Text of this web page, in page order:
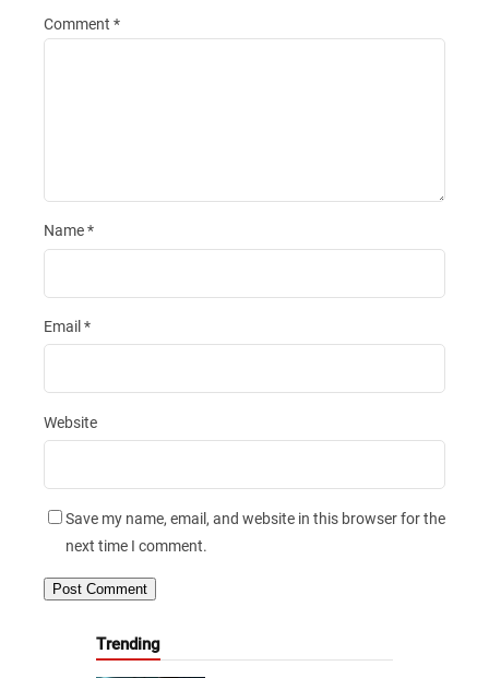
Comment *
Name*
Email *
Website
Save my name, email, and website in this browser for the
next time I comment.
Trending